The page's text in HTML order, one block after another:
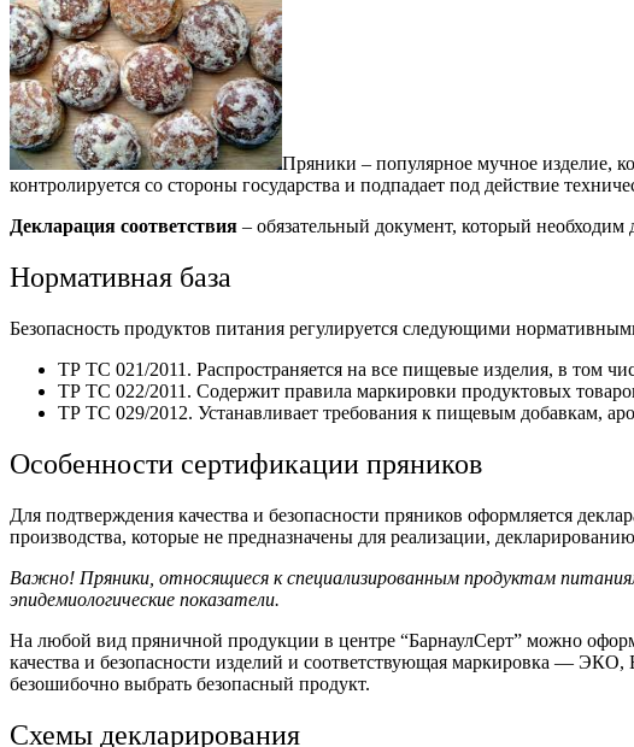
Пряники – популярное мучное изделие,
контролируется со стороны государства и подпадает под действие
Декларация соответствия – обязательный документ, который
Нормативная база
Безопасность продуктов питания регулируется следующими
ТР ТС 021/2011. Распространяется на все пищевые изделия, в том
ТР ТС 022/2011. Содержит правила маркировки продуктовых
ТР ТС 029/2012. Устанавливает требования к пищевым добавкам,
Особенности сертификации пряников
Для подтверждения качества и безопасности пряников оформляется
производства, которые не предназначены для реализации,
Важно! Пряники, относящиеся к специализированным продуктам
эпидемиологические показатели.
На любой вид пряничной продукции в центре “БарнаулСерт” можно
качества и безопасности изделий и соответствующая маркировка —
безошибочно выбрать безопасный продукт.
Схемы декларирования